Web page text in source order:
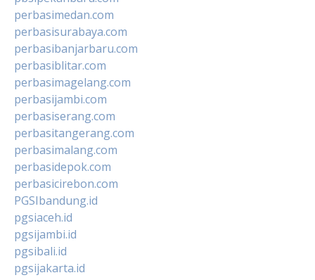
perbasimedan.com
perbasisurabaya.com
perbasibanjarbaru.com
perbasiblitar.com
perbasimagelang.com
perbasijambi.com
perbasiserang.com
perbasitangerang.com
perbasimalang.com
perbasidepok.com
perbasicirebon.com
PGSIbandung.id
pgsiaceh.id
pgsijambi.id
pgsibali.id
pgsijakarta.id